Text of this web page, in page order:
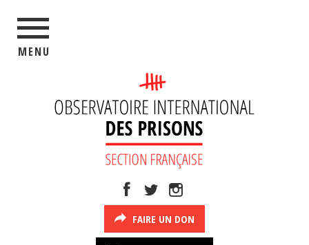
MENU
FAIRE UN DON